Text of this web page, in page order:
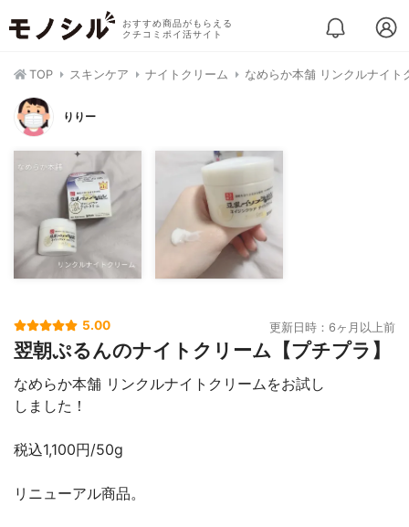
おすすめ商品がもらえる
クチコミポイ活サイト
TOP スキンケア ナイトクリーム なめらか本舗 リンクルナイト
りりー
5.00 更新日時：6ヶ月以上前
翌朝ぷるんのナイトクリーム【プチプラ】
なめらか本舗 リンクルナイトクリームをお試し
しました！
税込1,100円/50g
リニューアル商品。